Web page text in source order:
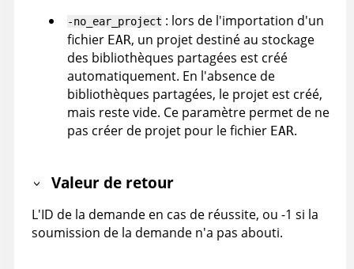
-no_ear_project : lors de l'importation d'un
fichier EAR, un projet destiné au stockage
des bibliothèques partagées est créé
automatiquement. En l'absence de
bibliothèques partagées, le projet est créé,
mais reste vide. Ce paramètre permet de ne
pas créer de projet pour le fichier EAR.
Valeur de retour
L'ID de la demande en cas de réussite, ou -1 si la
soumission de la demande n'a pas abouti.